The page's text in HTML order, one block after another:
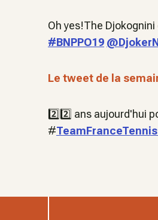
Oh yes!The
#BNPPO19
Le tweet de la
2️⃣2️⃣ ans aujourd'hui
#TeamFranceTennis